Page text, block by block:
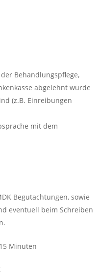
Behandlungspflege,
abgelehnt wurde
(z.B. Einreibungen
mit dem
Begutachtungen, sowie
eventuell beim Schreiben
Minuten